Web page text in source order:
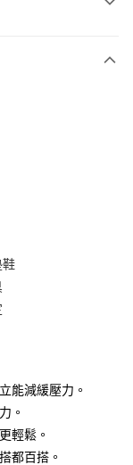
銀行
銀行
行
銀行
商業銀行
式。 讓您購物簡單
鞋
能減緩壓力。
。
輕鬆。
都百搭。